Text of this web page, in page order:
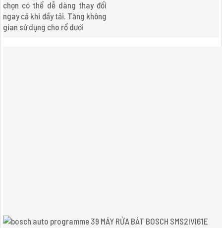
chọn có thể dễ dàng thay đổi
ngay cả khi đầy tải. Tăng không
gian sử dụng cho rổ dưới